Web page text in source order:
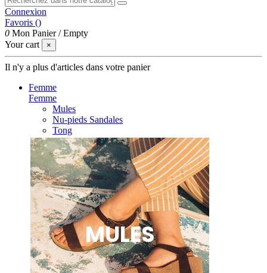
Connexion
Favoris ()
0 Mon Panier /Empty
Your cart
×
Il n'y a plus d'articles dans votre panier
Femme
Femme
Mules
Nu-pieds Sandales
Tong
MULES